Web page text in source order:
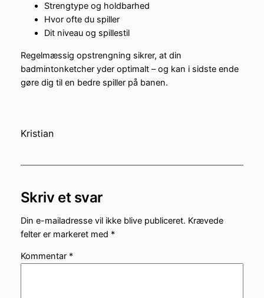
Strengtype og holdbarhed
Hvor ofte du spiller
Dit niveau og spillestil
Regelmæssig opstrengning sikrer, at din
badmintonketcher yder optimalt – og kan i sidste ende
gøre dig til en bedre spiller på banen.
Kristian
Skriv et svar
Din e-mailadresse vil ikke blive publiceret. Krævede
felter er markeret med *
Kommentar *